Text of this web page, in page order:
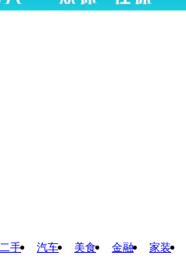
二手 汽车 美食 金融 家装